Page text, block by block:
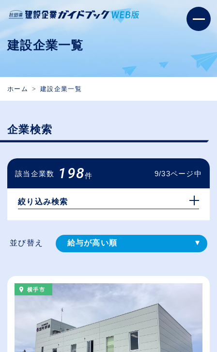
建設企業一覧
ホーム 建設企業一覧
企業検索
該当企業数 198件 9/33ページ中
絞り込み検索
並び替え 給与が高い順
横手市